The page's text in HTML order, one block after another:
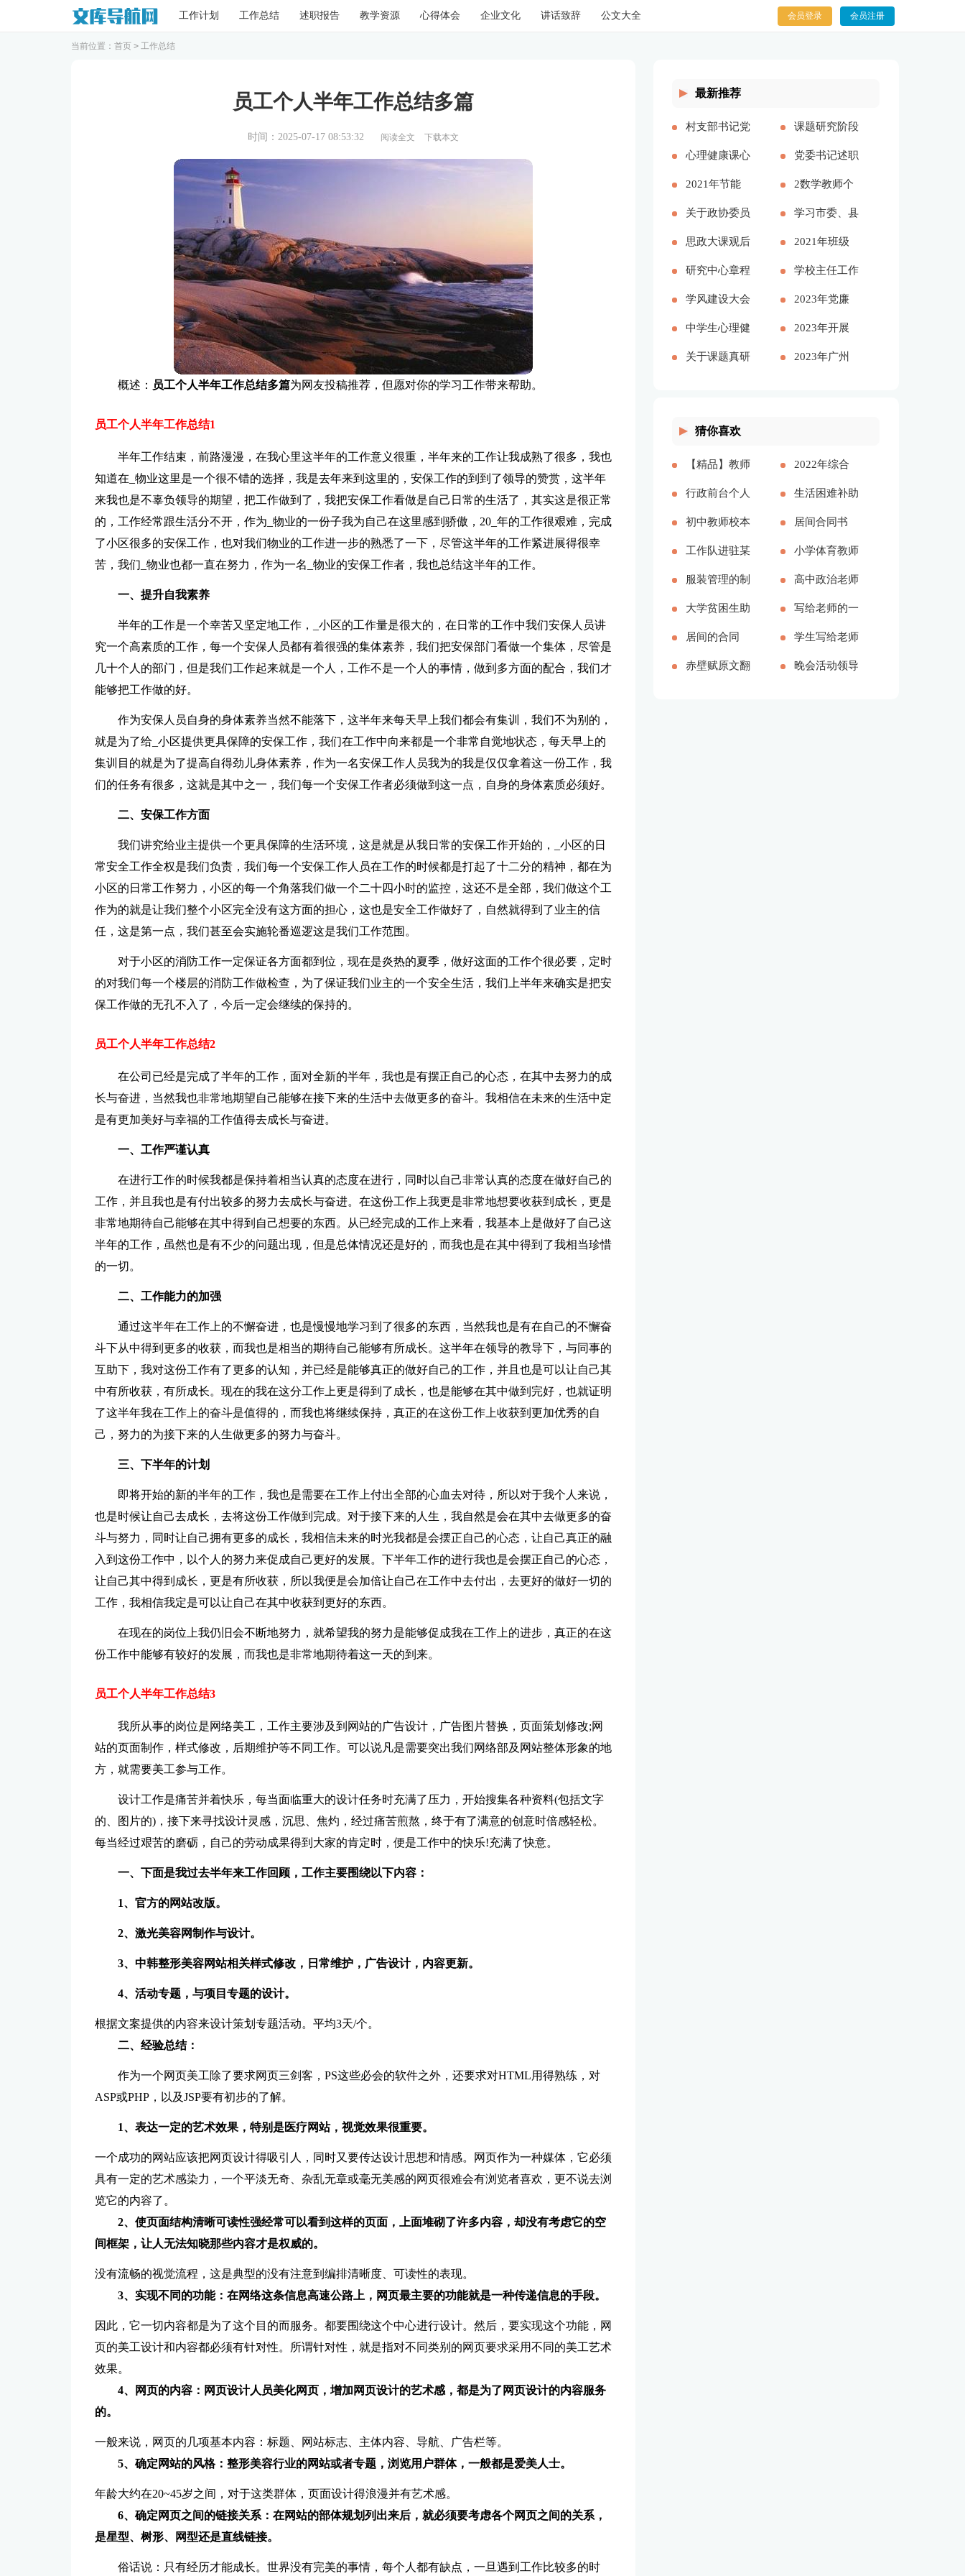
工作计划 工作总结 述职报告 教学资源 心得体会 企业文化 讲话致辞 公文大全 会员登录 会员注册
当前位置： 首页 > 工作总结
员工个人半年工作总结多篇
时间：2025-07-17 08:53:32 阅读全文 下载本文
概述： 员工个人半年工作总结多篇为网友投稿推荐，但愿对你的学习工作带来帮助。
员工个人半年工作总结1
半年工作结束，前路漫漫，在我心里这半年的工作意义很重，半年来的工作让我成熟了很多，我也
知道在_物业这里是一个很不错的选择，我是去年来到这里的，安保工作的到到了领导的赞赏，这半年
来我也是不辜负领导的期望，把工作做到了，我把安保工作看做是自己日常的生活了，其实这是很正常
的，工作经常跟生活分不开，作为_物业的一份子我为自己在这里感到骄傲，20_年的工作很艰难，完成
了小区很多的安保工作，也对我们物业的工作进一步的熟悉了一下，尽管这半年的工作紧进展得很幸
苦，我们_物业也都一直在努力，作为一名_物业的安保工作者，我也总结这半年的工作。
一、提升自我素养
半年的工作是一个幸苦又坚定地工作，_小区的工作量是很大的，在日常的工作中我们安保人员讲
究一个高素质的工作，每一个安保人员都有着很强的集体素养，我们把安保部门看做一个集体，尽管是
几十个人的部门，但是我们工作起来就是一个人，工作不是一个人的事情，做到多方面的配合，我们才
能够把工作做的好。
作为安保人员自身的身体素养当然不能落下，这半年来每天早上我们都会有集训，我们不为别的，
就是为了给_小区提供更具保障的安保工作，我们在工作中向来都是一个非常自觉地状态，每天早上的
集训目的就是为了提高自得劲儿身体素养，作为一名安保工作人员我为的我是仅仅拿着这一份工作，我
们的任务有很多，这就是其中之一，我们每一个安保工作者必须做到这一点，自身的身体素质必须好。
二、安保工作方面
我们讲究给业主提供一个更具保障的生活环境，这是就是从我日常的安保工作开始的，_小区的日
常安全工作全权是我们负责，我们每一个安保工作人员在工作的时候都是打起了十二分的精神，都在为
小区的日常工作努力，小区的每一个角落我们做一个二十四小时的监控，这还不是全部，我们做这个工
作为的就是让我们整个小区完全没有这方面的担心，这也是安全工作做好了，自然就得到了业主的信
任，这是第一点，我们甚至会实施轮番巡逻这是我们工作范围。
对于小区的消防工作一定保证各方面都到位，现在是炎热的夏季，做好这面的工作个很必要，定时
的对我们每一个楼层的消防工作做检查，为了保证我们业主的一个安全生活，我们上半年来确实是把安
保工作做的无孔不入了，今后一定会继续的保持的。
员工个人半年工作总结2
在公司已经是完成了半年的工作，面对全新的半年，我也是有摆正自己的心态，在其中去努力的成
长与奋进，当然我也非常地期望自己能够在接下来的生活中去做更多的奋斗。我相信在未来的生活中定
是有更加美好与幸福的工作值得去成长与奋进。
一、工作严谨认真
在进行工作的时候我都是保持着相当认真的态度在进行，同时以自己非常认真的态度在做好自己的
工作，并且我也是有付出较多的努力去成长与奋进。在这份工作上我更是非常地想要收获到成长，更是
非常地期待自己能够在其中得到自己想要的东西。从已经完成的工作上来看，我基本上是做好了自己这
半年的工作，虽然也是有不少的问题出现，但是总体情况还是好的，而我也是在其中得到了我相当珍惜
的一切。
二、工作能力的加强
通过这半年在工作上的不懈奋进，也是慢慢地学习到了很多的东西，当然我也是有在自己的不懈奋
斗下从中得到更多的收获，而我也是相当的期待自己能够有所成长。这半年在领导的教导下，与同事的
互助下，我对这份工作有了更多的认知，并已经是能够真正的做好自己的工作，并且也是可以让自己其
中有所收获，有所成长。现在的我在这分工作上更是得到了成长，也是能够在其中做到完好，也就证明
了这半年我在工作上的奋斗是值得的，而我也将继续保持，真正的在这份工作上收获到更加优秀的自
己，努力的为接下来的人生做更多的努力与奋斗。
三、下半年的计划
即将开始的新的半年的工作，我也是需要在工作上付出全部的心血去对待，所以对于我个人来说，
也是时候让自己去成长，去将这份工作做到完成。对于接下来的人生，我自然是会在其中去做更多的奋
斗与努力，同时让自己拥有更多的成长，我相信未来的时光我都是会摆正自己的心态，让自己真正的融
入到这份工作中，以个人的努力来促成自己更好的发展。下半年工作的进行我也是会摆正自己的心态，
让自己其中得到成长，更是有所收获，所以我便是会加倍让自己在工作中去付出，去更好的做好一切的
工作，我相信我定是可以让自己在其中收获到更好的东西。
在现在的岗位上我仍旧会不断地努力，就希望我的努力是能够促成我在工作上的进步，真正的在这
份工作中能够有较好的发展，而我也是非常地期待着这一天的到来。
员工个人半年工作总结3
我所从事的岗位是网络美工，工作主要涉及到网站的广告设计，广告图片替换，页面策划修改;网
站的页面制作，样式修改，后期维护等不同工作。可以说凡是需要突出我们网络部及网站整体形象的地
方，就需要美工参与工作。
设计工作是痛苦并着快乐，每当面临重大的设计任务时充满了压力，开始搜集各种资料(包括文字
的、图片的)，接下来寻找设计灵感，沉思、焦灼，经过痛苦煎熬，终于有了满意的创意时倍感轻松。
每当经过艰苦的磨砺，自己的劳动成果得到大家的肯定时，便是工作中的快乐!充满了快意。
一、下面是我过去半年来工作回顾，工作主要围绕以下内容：
1、官方的网站改版。
2、激光美容网制作与设计。
3、中韩整形美容网站相关样式修改，日常维护，广告设计，内容更新。
4、活动专题，与项目专题的设计。
根据文案提供的内容来设计策划专题活动。平均3天/个。
二、经验总结：
作为一个网页美工除了要求网页三剑客，PS这些必会的软件之外，还要求对HTML用得熟练，对
ASP或PHP，以及JSP要有初步的了解。
1、表达一定的艺术效果，特别是医疗网站，视觉效果很重要。
一个成功的网站应该把网页设计得吸引人，同时又要传达设计思想和情感。网页作为一种媒体，它必须
具有一定的艺术感染力，一个平淡无奇、杂乱无章或毫无美感的网页很难会有浏览者喜欢，更不说去浏
览它的内容了。
2、使页面结构清晰可读性强经常可以看到这样的页面，上面堆砌了许多内容，却没有考虑它的空
间框架，让人无法知晓那些内容才是权威的。
没有流畅的视觉流程，这是典型的没有注意到编排清晰度、可读性的表现。
3、实现不同的功能：在网络这条信息高速公路上，网页最主要的功能就是一种传递信息的手段。
因此，它一切内容都是为了这个目的而服务。都要围绕这个中心进行设计。然后，要实现这个功能，网
页的美工设计和内容都必须有针对性。所谓针对性，就是指对不同类别的网页要求采用不同的美工艺术
效果。
4、网页的内容：网页设计人员美化网页，增加网页设计的艺术感，都是为了网页设计的内容服务
的。
一般来说，网页的几项基本内容：标题、网站标志、主体内容、导航、广告栏等。
5、确定网站的风格：整形美容行业的网站或者专题，浏览用户群体，一般都是爱美人士。
年龄大约在20~45岁之间，对于这类群体，页面设计得浪漫并有艺术感。
6、确定网页之间的链接关系：在网站的部体规划列出来后，就必须要考虑各个网页之间的关系，
是星型、树形、网型还是直线链接。
俗话说：只有经历才能成长。世界没有完美的事情，每个人都有缺点，一旦遇到工作比较多的时
最新推荐
村支部书记党
建报告多篇
课题研究阶段
总结【精品多
篇】
心理健康课心
得多篇
党委书记述职
述廉报告多篇
2021年节能
工作计划和工
作思路
2数学教师个
人述职报告
2023参考多
篇
关于政协委员
履职情况的调
研报告
学习市委、县
委全会精神心
得体会——始
终不渝人民至
上立足岗位履
职尽责
思政大课观后
感分享主题班
会总结
2021年班级
团支书述职报
告
研究中心章程 学校主任工作
总结多篇
学风建设大会
演讲稿【精品
多篇】
2023年党廉
工作报告多篇
中学生心理健
康教育心得体
2023年开展
大兴调查研究
关于课题真研 2023年广州
猜你喜欢
【精品】教师
实习总结模板
集锦七篇[本
文共13000字]
2022年综合
办公室工作计
划[本文共
2143字]
行政前台个人
年度工作总结
（多篇）[本
文共17057字]
生活困难补助
申请书精品多
篇[本文共
4898字]
初中教师校本
培训心得体会
多篇[本文共
8271字]
居间合同书
(精选15篇)
[本文共21860
字]
工作队进驻某
村脱贫攻坚工
作总结[本文
共2512字]
小学体育教师
年度考核个人
工作总结多篇
[本文共6329
字]
服装管理的制
度多篇[本文
共5173字]
高中政治老师
教学反思[本
文共4424字]
大学贫困生助
学金申请书精
品多篇[本文
写给老师的一
封感谢信作文
精品多篇[本
居间的合同
【推荐】[本
学生写给老师
的颁奖词100
赤壁赋原文翻 晚会活动领导